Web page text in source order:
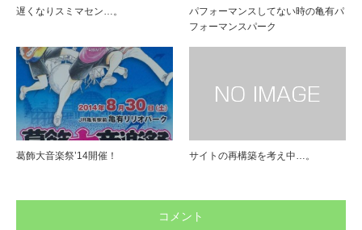
遅くなりスミマセン…。
パフォーマンスしてない時の亀有パ
フォーマンスパーク
葛飾大音楽祭’14開催！ サイトの再構築を考え中…。
コメント